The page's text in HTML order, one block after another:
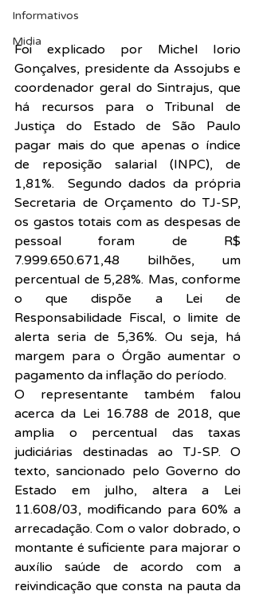
Informativos
Midia
Foi explicado por Michel Iorio
Gonçalves, presidente da Assojubs e
coordenador geral do Sintrajus, que
há recursos para o Tribunal de
Justiça do Estado de São Paulo
pagar mais do que apenas o índice
de reposição salarial (INPC), de
1,81%.  Segundo dados da própria
Secretaria de Orçamento do TJ-SP,
os gastos totais com as despesas de
pessoal foram de R$
7.999.650.671,48 bilhões, um
percentual de 5,28%. Mas, conforme
o que dispõe a Lei de
Responsabilidade Fiscal, o limite de
alerta seria de 5,36%. Ou seja, há
margem para o Órgão aumentar o
pagamento da inflação do período.
O representante também falou
acerca da Lei 16.788 de 2018, que
amplia o percentual das taxas
judiciárias destinadas ao TJ-SP. O
texto, sancionado pelo Governo do
Estado em julho, altera a Lei
11.608/03, modificando para 60% a
arrecadação. Com o valor dobrado, o
montante é suficiente para majorar o
auxílio saúde de acordo com a
reivindicação que consta na pauta da